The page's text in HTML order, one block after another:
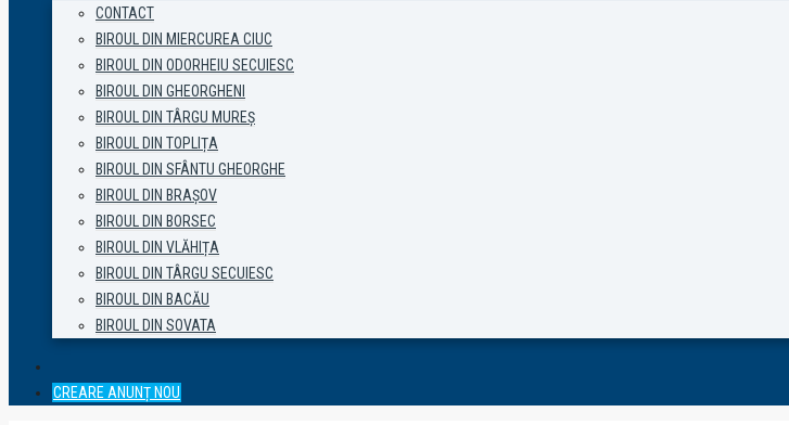
CONTACT
BIROUL DIN MIERCUREA CIUC
BIROUL DIN ODORHEIU SECUIESC
BIROUL DIN GHEORGHENI
BIROUL DIN TÂRGU MUREȘ
BIROUL DIN TOPLIȚA
BIROUL DIN SFÂNTU GHEORGHE
BIROUL DIN BRAȘOV
BIROUL DIN BORSEC
BIROUL DIN VLĂHIȚA
BIROUL DIN TÂRGU SECUIESC
BIROUL DIN BACĂU
BIROUL DIN SOVATA
CREARE ANUNȚ NOU